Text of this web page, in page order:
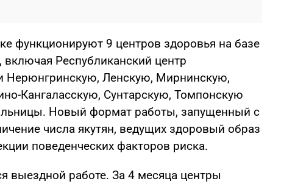
функционируют 9 центров здоровья на базе
Республиканский центр
Нерюнгринскую, Ленскую, Мирнинскую,
Кангаласскую, Сунтарскую, Томпонскую
Новый формат работы, запущенный с
числа якутян, ведущих здоровый образ
поведенческих факторов риска.
выездной работе. За 4 месяца центры